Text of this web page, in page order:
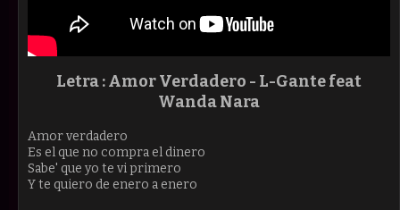
Letra : Amor Verdadero - L-Gante feat
Wanda Nara
Amor verdadero
Es el que no compra el dinero
Sabe' que yo te vi primero
Y te quiero de enero a enero